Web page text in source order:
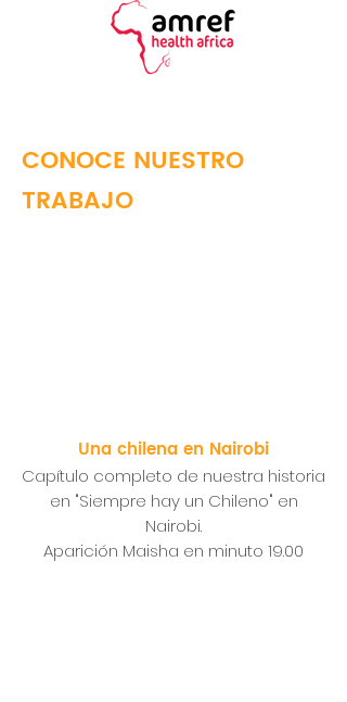
CONOCE NUESTRO
TRABAJO
Una chilena en Nairobi
Capítulo completo de nuestra historia
en "Siempre hay un Chileno" en
Nairobi.
Aparición Maisha en minuto 19.00